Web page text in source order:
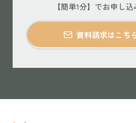
【簡単1分】でお申し込
資料請求はこち